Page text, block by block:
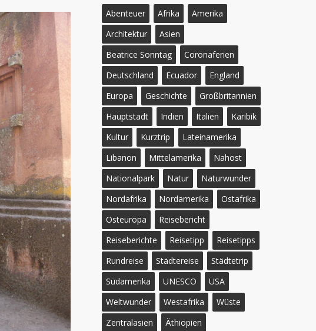
Abenteuer Afrika
Amerika
Architektur
Asien
Beatrice Sonntag
Coronaferien
Deutschland
Ecuador
England
Europa
Geschichte
Großbritannien
Hauptstadt
Indien Italien
Karibik
Kultur
Kurztrip
Lateinamerika
Libanon
Mittelamerika
Nahost
Nationalpark
Natur
Naturwunder
Nordafrika
Nordamerika
Ostafrika
Osteuropa
Reisebericht
Reiseberichte
Reisetipp
Reisetipps
Rundreise
Städtereise
Städtetrip
Südamerika
UNESCO
USA
Weltwunder
Westafrika
Wüste
Zentralasien
Äthiopien